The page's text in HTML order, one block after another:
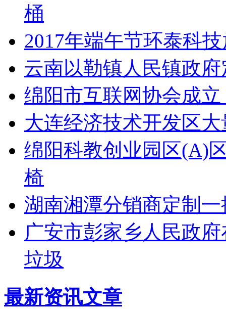
桶
2017年端午节环泰科
云南以勒镇人民镇政
绵阳市互联网协会成
大连经济技术开发区大
绵阳科教创业园区(A)
椅
湖南湘潭分销商定制
广安市彭家乡人民政
垃圾
最新资讯文章